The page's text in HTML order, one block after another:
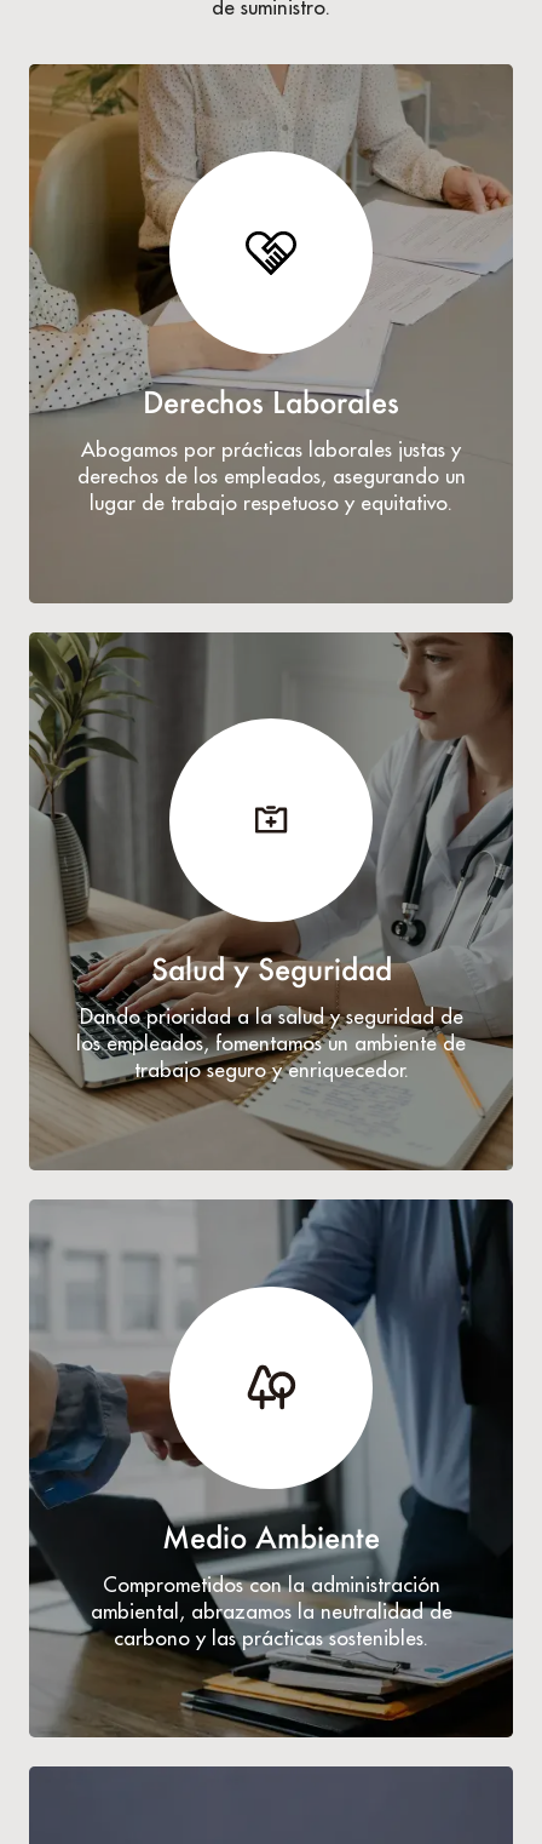
de suministro.
Derechos Laborales
Abogamos por prácticas laborales justas y
derechos de los empleados, asegurando un
lugar de trabajo respetuoso y equitativo.
Salud y Seguridad
Dando prioridad a la salud y seguridad de
los empleados, fomentamos un ambiente de
trabajo seguro y enriquecedor.
Medio Ambiente
Comprometidos con la administración
ambiental, abrazamos la neutralidad de
carbono y las prácticas sostenibles.